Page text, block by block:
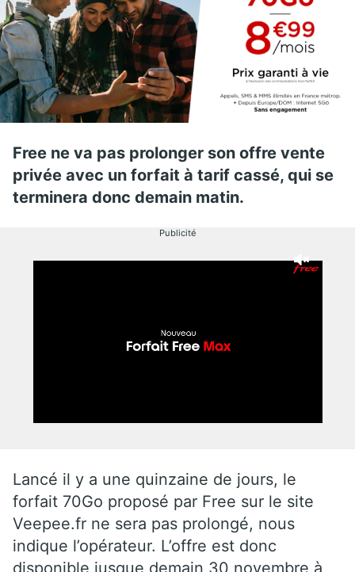
Free ne va pas prolonger son offre vente
privée avec un forfait à tarif cassé, qui se
terminera donc demain matin.
Publicité
Lancé il y a une quinzaine de jours, le
forfait 70Go proposé par Free sur le site
Veepee.fr ne sera pas prolongé, nous
indique l’opérateur. L’offre est donc
disponible jusque demain 30 novembre à